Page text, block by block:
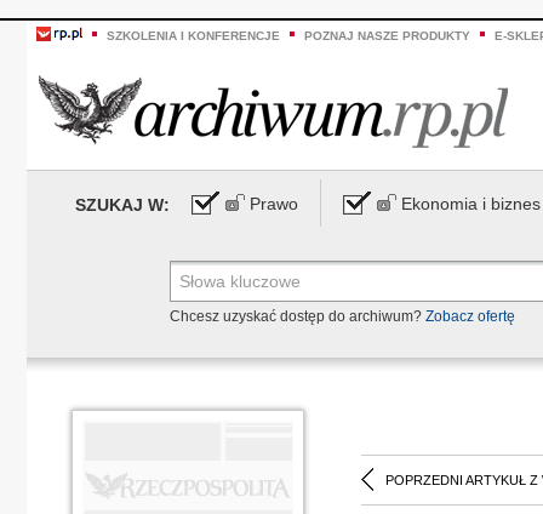
SZKOLENIA I KONFERENCJE POZNAJ NASZE PRODUKTY E-
SZUKAJ W: Prawo Ekonomia i biznes
Chcesz uzyskać dostęp do archiwum? Zobacz ofertę
POPRZEDNI ARTYKUŁ Z